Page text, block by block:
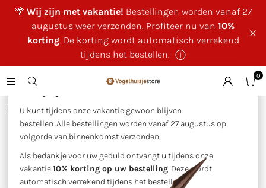
🌴 Wij zijn met vakantie! Bestellingen worden vanaf 27
augustus weer verzonden. Profiteer nu van 10%
korting. De korting wordt automatisch verrekend
tijdens het bestellen. ⓘ
×
U kunt tijdens onze vakantie gewoon blijven
bestellen. Alle bestellingen worden vanaf 27 augustus op
volgorde van binnenkomst verzonden.
Als bedankje voor uw geduld ontvangt u tijdens onze
vakantie10% korting op uw bestelling. Deze wordt
automatisch verrekend tijdens het bestellen.
0
Huis Zonnewijzer S